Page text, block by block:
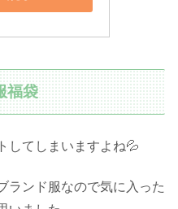
福袋
してしまいますよね💦
ランド服なので気に入った